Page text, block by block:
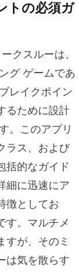
トの必須ガ
クスルーは、
グ ゲームであ
レイクポイン
るために設計
。このアプリ
ラス、および
括的なガイド
細に迅速にア
徴としてお
す。マルチメ
すが、そのミ
は気を散らす